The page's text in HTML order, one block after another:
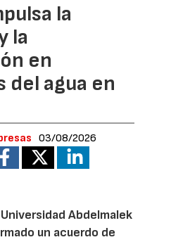
la
la
en
agua en
03/08/2026
Abdelmalek
un acuerdo de